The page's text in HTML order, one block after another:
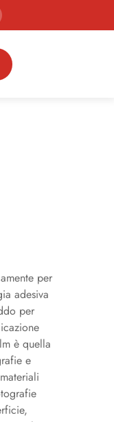
per
adesiva
per
è quella
e